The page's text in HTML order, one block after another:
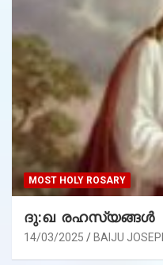
MOST HOLY ROSARY
ദു:ഖ രഹസ്യങ്ങൾ
14/03/2025 BAIJU